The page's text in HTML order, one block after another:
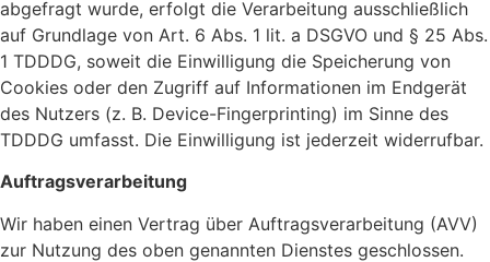
abgefragt wurde, erfolgt die Verarbeitung ausschließlich
auf Grundlage von Art. 6 Abs. 1 lit. a DSGVO und § 25 Abs.
1 TDDDG, soweit die Einwilligung die Speicherung von
Cookies oder den Zugriff auf Informationen im Endgerät
des Nutzers (z. B. Device-Fingerprinting) im Sinne des
TDDDG umfasst. Die Einwilligung ist jederzeit widerrufbar.
Auftragsverarbeitung
Wir haben einen Vertrag über Auftragsverarbeitung (AVV)
zur Nutzung des oben genannten Dienstes geschlossen.